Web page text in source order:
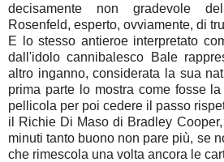
decisamente non gradevole
Rosenfeld, esperto, ovviamente, di
E lo stesso antieroe interpretato
dall'idolo cannibalesco Bale
altro inganno, considerata la sua
prima parte lo mostra come fosse
pellicola per poi cedere il passo
il Richie Di Maso di Bradley
minuti tanto buono non pare più, se
che rimescola una volta ancora le